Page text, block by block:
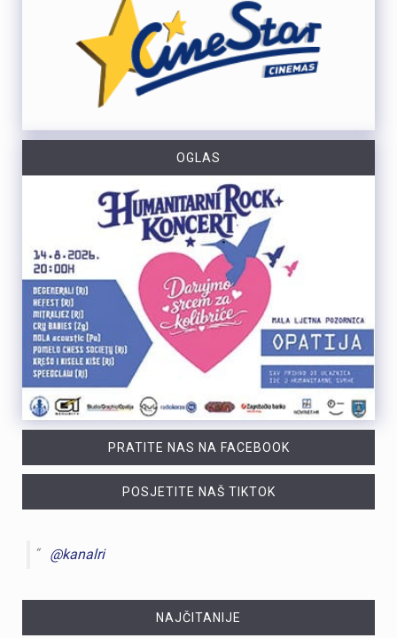
OGLAS
PRATITE NAS NA FACEBOOK
POSJETITE NAŠ TIKTOK
@kanalri
NAJČITANIJE